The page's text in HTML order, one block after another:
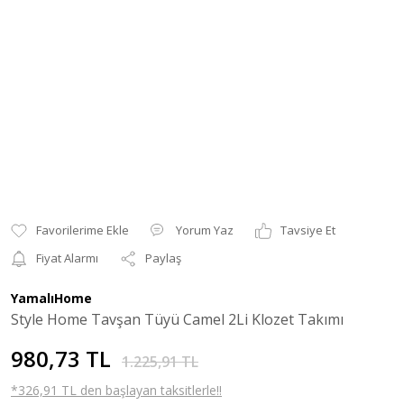
Yorum Yaz
Tavsiye Et
Fiyat Alarmı
Paylaş
YamalıHome
Style Home Tavşan Tüyü Camel 2Li Klozet Takımı
980,73 TL 1.225,91 TL
*326,91 TL den başlayan taksitlerle!!